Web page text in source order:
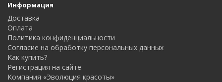
Информация
Доставка
Оплата
Политика конфиденциальности
Согласие на обработку персональных данных
Как купить?
Регистрация на сайте
Компания «Эволюция красоты»